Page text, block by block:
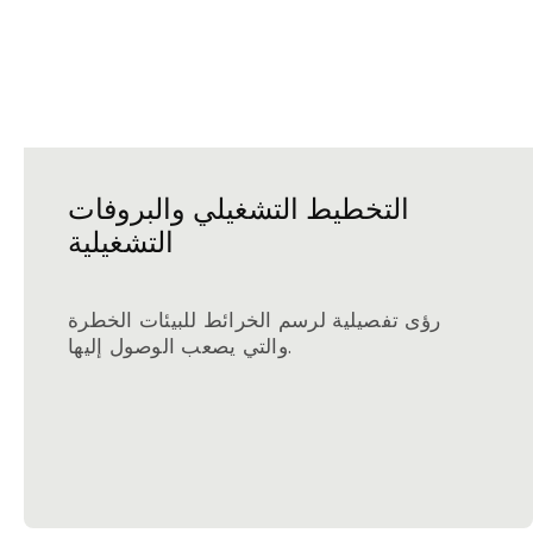
التخطيط التشغيلي والبروفات
التشغيلية
رؤى تفصيلية لرسم الخرائط للبيئات الخطرة
والتي يصعب الوصول إليها.